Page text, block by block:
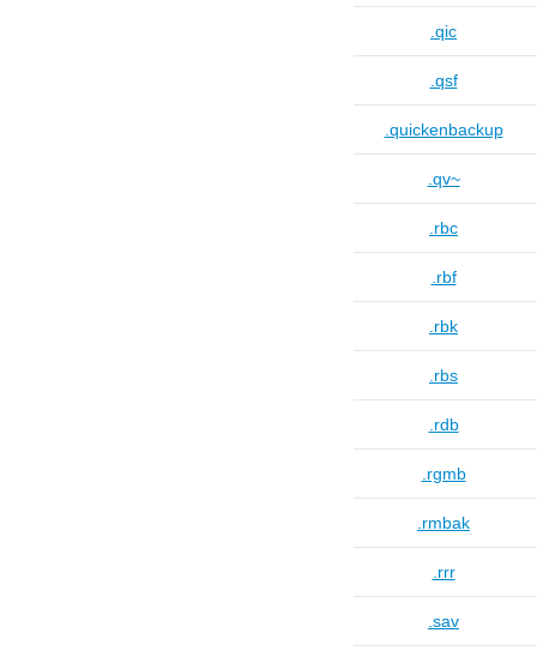
.qic
.qsf
.quickenbackup
.qv~
.rbc
.rbf
.rbk
.rbs
.rdb
.rgmb
.rmbak
.rrr
.sav